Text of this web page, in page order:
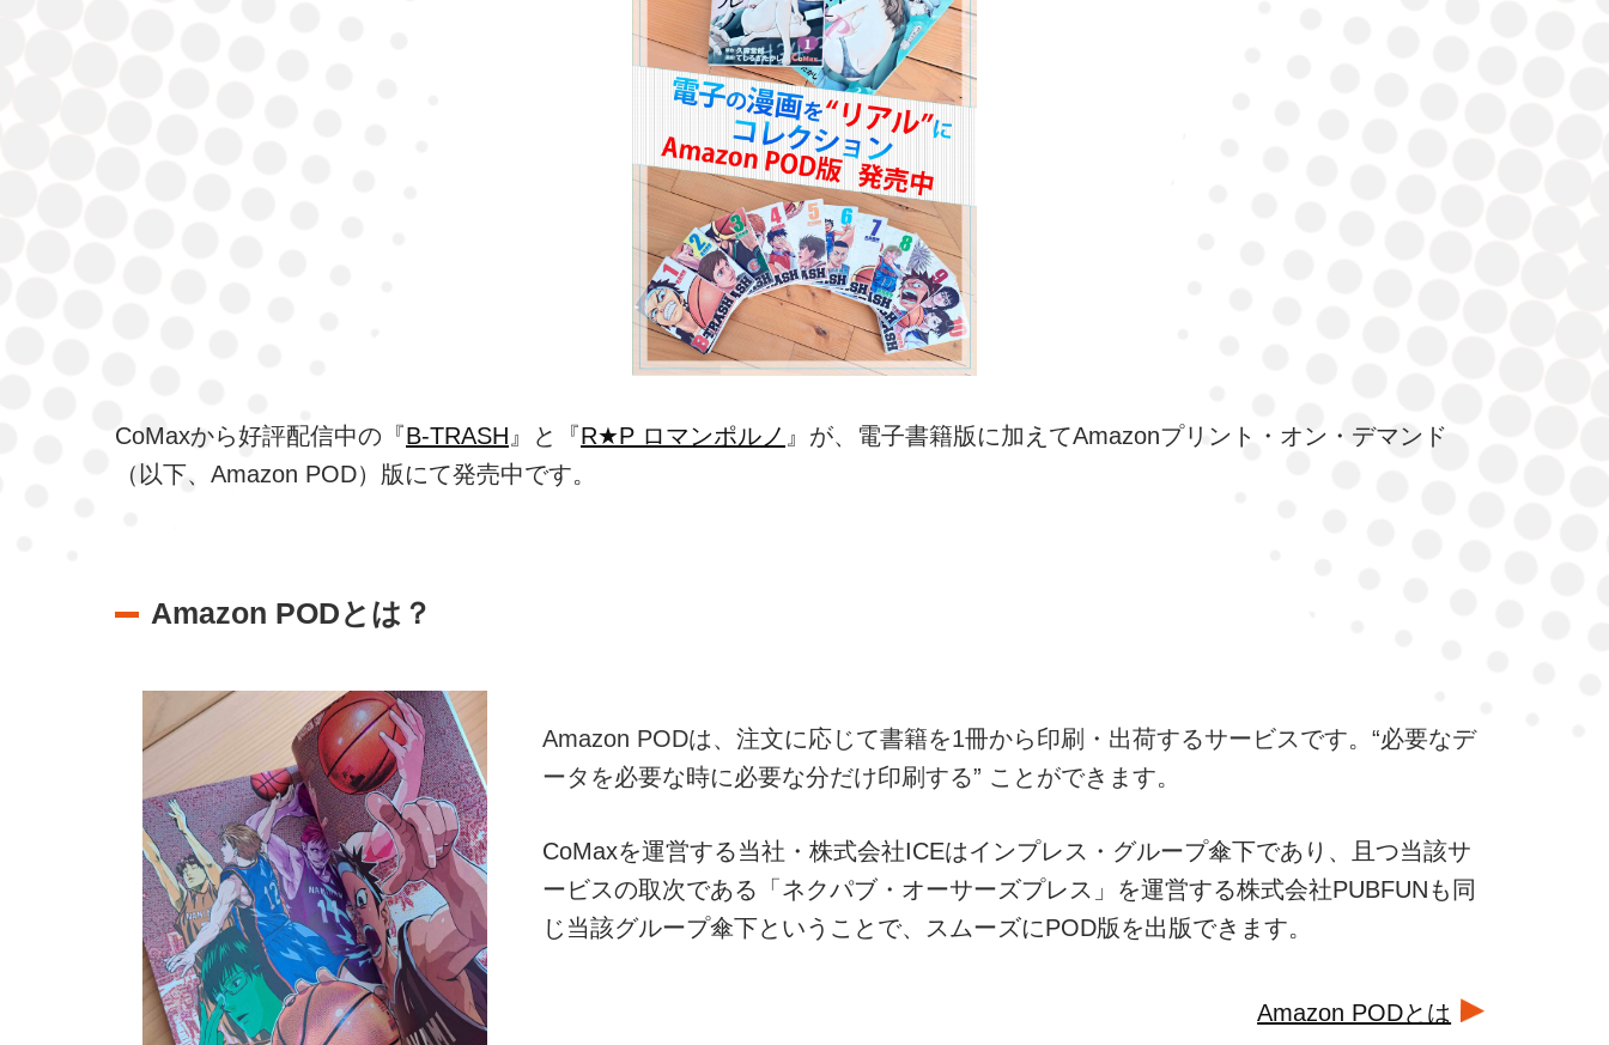
CoMaxから好評配信中の『B-TRASH 』と『R★P ロマンポルノ 』が、電子書籍版に加えてAmazonプリント・オン・デマンド
（以下、Amazon POD）版にて発売中です。
Amazon PODとは？
Amazon PODは、注文に応じて書籍を1冊から印刷・出荷するサービスです。“必要なデ
ータを必要な時に必要な分だけ印刷する” ことができます。
CoMaxを運営する当社・株式会社ICEはインプレス・グループ傘下であり、且つ当該サ
ービスの取次である「ネクパブ・オーサーズプレス」を運営する株式会社PUBFUNも同
じ当該グループ傘下ということで、スムーズにPOD版を出版できます。
Amazon PODとは